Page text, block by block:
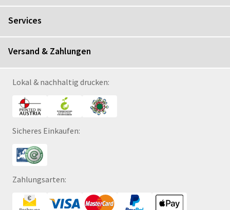
Services
Versand & Zahlungen
Lokal & nachhaltig drucken:
Sicheres Einkaufen:
Zahlungsarten: